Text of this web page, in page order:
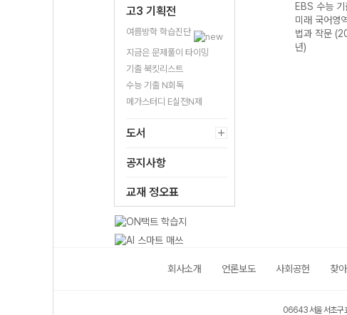
고3 기획전
여름방학 학습진단
지금은 문제풀이 타이밍
기출 북킷리스트
수능 기출 N회독
메가스터디 E실전N제
도서
공지사항
교재 정오표
EBS 수능 기출의
미래 수학영역 미
적분 (2026년)
서 (2026년)
EBS 수능 기
미래 국어영
법과 작문
년)
회사소개 언론보도 사회공헌 찾
06643 서울 서초구